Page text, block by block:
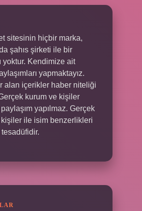
sitesinin hiçbir marka,
şahıs şirketi ile bir
yoktur. Kendimize ait
yapmaktayız.
alan içerikler haber niteliği
kurum ve kişiler
yapılmaz. Gerçek
kişiler ile isim benzerlikleri